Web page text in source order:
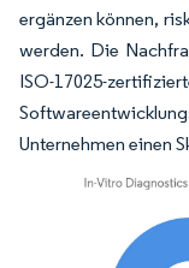
ergänzen können,
werden. Die
ISO-17025-
Unternehmen einen